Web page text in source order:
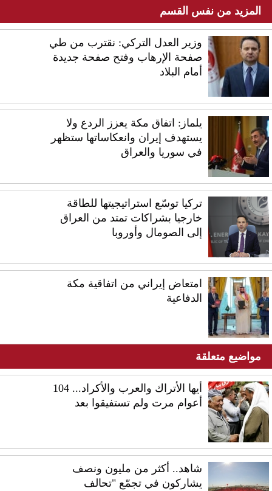
المزيد من نفس القسم
وزير العدل التركي: نقترب من طي
صفحة الإرهاب وفتح صفحة جديدة
أمام البلاد
يلماز: اتفاق مكة يعزز الردع ولا
يستهدف إيران وانعكاساتها ستظهر
في سوريا والعراق
تركيا توسّع استراتيجيتها للطاقة
خارجيا بشراكات تمتد من العراق
إلى الصومال وأوروبا
امتعاض إيراني من اتفاقية مكة
الدفاعية
مواضيع متعلقة
أيها الأتراك والعرب والأكراد... 104
أعوام مرت ولم تستفيقوا بعد
شاهد.. أكثر من مليون ونصف
يشاركون في تجمّع "تحالف